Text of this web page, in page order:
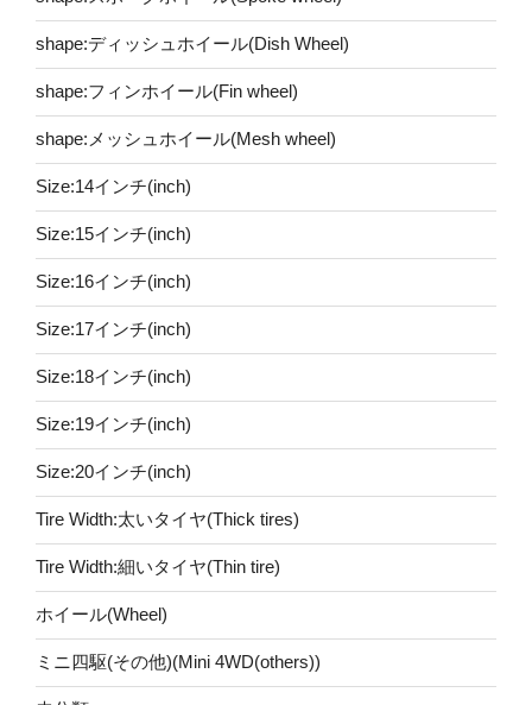
shape:ディッシュホイール(Dish Wheel)
shape:フィンホイール(Fin wheel)
shape:メッシュホイール(Mesh wheel)
Size:14インチ(inch)
Size:15インチ(inch)
Size:16インチ(inch)
Size:17インチ(inch)
Size:18インチ(inch)
Size:19インチ(inch)
Size:20インチ(inch)
Tire Width:太いタイヤ(Thick tires)
Tire Width:細いタイヤ(Thin tire)
ホイール(Wheel)
ミニ四駆(その他)(Mini 4WD(others))